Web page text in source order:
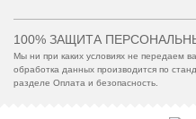
100% ЗАЩИТА
Мы ни при каких условиях не передаем
обработка данных производится по
разделе Оплата и безопасность.